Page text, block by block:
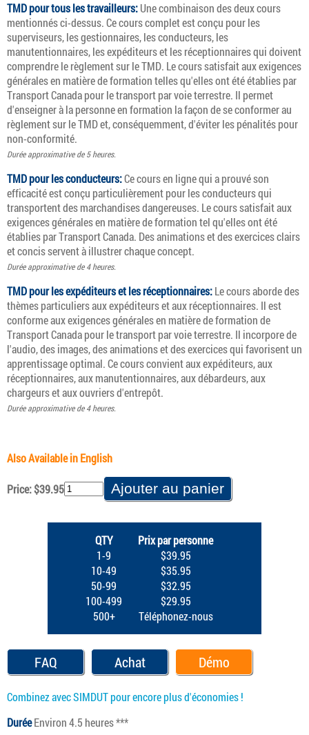
TMD pour tous les travailleurs:Une combinaison des deux cours
mentionnés ci-dessus. Ce cours complet est conçu pour les
superviseurs, les gestionnaires, les conducteurs, les
manutentionnaires, les expéditeurs et les réceptionnaires qui doivent
comprendre le règlement sur le TMD. Le cours satisfait aux exigences
générales en matière de formation telles qu'elles ont été établies par
Transport Canada pour le transport par voie terrestre. Il permet
d'enseigner à la personne en formation la façon de se conformer au
règlement sur le TMD et, conséquemment, d'éviter les pénalités pour
non-conformité.
Durée approximative de 5 heures.
TMD pour les conducteurs:Ce cours en ligne qui a prouvé son
efficacité est conçu particulièrement pour les conducteurs qui
transportent des marchandises dangereuses. Le cours satisfait aux
exigences générales en matière de formation tel qu'elles ont été
établies par Transport Canada. Des animations et des exercices clairs
et concis servent à illustrer chaque concept.
Durée approximative de 4 heures.
TMD pour les expéditeurs et les réceptionnaires:Le cours aborde des
thèmes particuliers aux expéditeurs et aux réceptionnaires. Il est
conforme aux exigences générales en matière de formation de
Transport Canada pour le transport par voie terrestre. Il incorpore de
l'audio, des images, des animations et des exercices qui favorisent un
apprentissage optimal. Ce cours convient aux expéditeurs, aux
réceptionnaires, aux manutentionnaires, aux débardeurs, aux
chargeurs et aux ouvriers d'entrepôt.
Durée approximative de 4 heures.
Also Available in English
Price: $39.95
QTY
1-9
10-49
50-99
100-499
500+
Prix par personne
$39.95
$35.95
$32.95
$29.95
Téléphonez-nous
FAQ Achat Démo
Combinez avec SIMDUT pour encore plus d'économies !
DuréeEnviron 4.5 heures ***